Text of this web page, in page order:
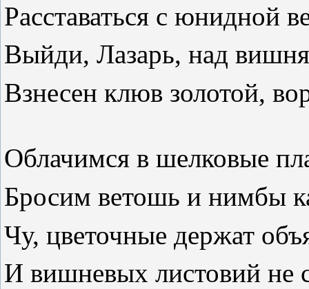
Расставаться с юнидной
Выйди, Лазарь, над
Взнесен клюв золотой,
Облачимся в шелковые
Бросим ветошь и нимбы
Чу, цветочные держат
И вишневых листовий не